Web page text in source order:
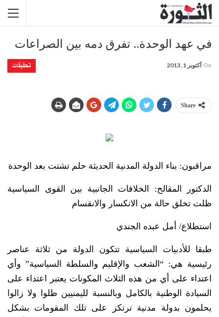
في عهد الوحدة.. تفرق دمه بين الصراعات
تحقيقات On أكتوبر 1, 2013
Share
مراقبون: بناء الدولة المدنية الحديثة حلم تشتت بعد الوحدة
الدكتور المقالح: الخلافات الجانبية بين القوى السياسية
ظلت تخلق حالة من الانكسار والانقسام
استطلاع/ أمل عبده الجندي
طبقا للأدبيات السياسية تتكون الدولة من ثلاثة عناصر
رئيسية هي: “الشعب والإقليم والسلطة السياسية” وأي
اعتداء على أي من هذه الثلاث المكونات يعتبر اعتداء على
السيادة الوطنية بالكامل وبالنسبة لليمنيين ظلوا ولا زالوا
يحلمون بدولة مدنية ترتكز على تلك المقومات بشكل